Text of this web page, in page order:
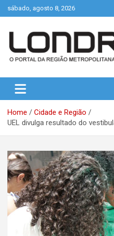
Skip
to
sábado, agosto 8, 2026
Londrix
Home
Cidade e Região
UEL divulga resultado do